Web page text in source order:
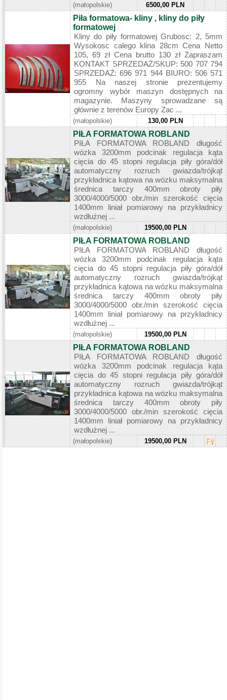
(małopolskie) 6500,00 PLN
Piła formatowa- kliny , kliny do piły
formatowej
Kliny do piły formatowej Grubosc: 2, 5mm
Wysokosc calego klina 28cm Cena Netto
105, 69 zł Cena brutto 130 zł Zapraszam
KONTAKT SPRZEDAŻ/SKUP: 500 707 794
SPRZEDAŻ: 696 971 944 BIURO: 506 571
955 Na naszej stronie prezentujemy
ogromny wybór maszyn dostępnych na
magazynie. Maszyny sprowadzane są
głównie z terenów Europy Zac ...
(małopolskie) 130,00 PLN
PIŁA FORMATOWA ROBLAND
PIŁA FORMATOWA ROBLAND długość
wózka 3200mm podcinak regulacja kąta
cięcia do 45 stopni regulacja piły góra/dół
automatyczny rozruch gwiazda/trójkąt
przykładnica kątowa na wózku maksymalna
średnica tarczy 400mm obroty piły
3000/4000/5000 obr./min szerokość cięcia
1400mm liniał pomiarowy na przykładnicy
wzdłużnej ...
(małopolskie) 19500,00 PLN
PIŁA FORMATOWA ROBLAND
PIŁA FORMATOWA ROBLAND długość
wózka 3200mm podcinak regulacja kąta
cięcia do 45 stopni regulacja piły góra/dół
automatyczny rozruch gwiazda/trójkąt
przykładnica kątowa na wózku maksymalna
średnica tarczy 400mm obroty piły
3000/4000/5000 obr./min szerokość cięcia
1400mm liniał pomiarowy na przykładnicy
wzdłużnej ...
(małopolskie) 19500,00 PLN
PIŁA FORMATOWA ROBLAND
PIŁA FORMATOWA ROBLAND długość
wózka 3200mm podcinak regulacja kąta
cięcia do 45 stopni regulacja piły góra/dół
automatyczny rozruch gwiazda/trójkąt
przykładnica kątowa na wózku maksymalna
średnica tarczy 400mm obroty piły
3000/4000/5000 obr./min szerokość cięcia
1400mm liniał pomiarowy na przykładnicy
wzdłużnej ...
(małopolskie) 19500,00 PLN